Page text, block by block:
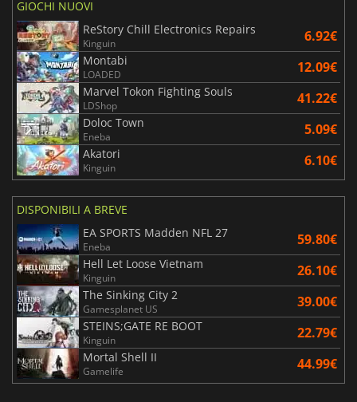
GIOCHI NUOVI
ReStory Chill Electronics Repairs
Kinguin 6.92€
Montabi
LOADED 12.09€
Marvel Tokon Fighting Souls
LDShop 41.22€
Doloc Town
Eneba 5.09€
Akatori
Kinguin 6.10€
DISPONIBILI A BREVE
EA SPORTS Madden NFL 27
Eneba 59.80€
Hell Let Loose Vietnam
Kinguin 26.10€
The Sinking City 2
Gamesplanet US 39.00€
STEINS;GATE RE BOOT
Kinguin 22.79€
Mortal Shell II
Gamelife 44.99€